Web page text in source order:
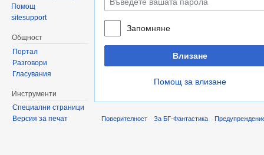
Запомняне
Влизане
Помощ за влизане
Помощ
sitesupport
Общност
Портал
Разговори
Гласувания
Инструменти
Специални страници
Версия за печат
Поверителност За БГ-Фантастика